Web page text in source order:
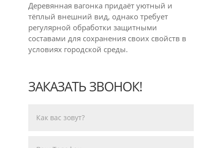
Деревянная вагонка придаёт уютный и
тёплый внешний вид, однако требует
регулярной обработки защитными
составами для сохранения своих свойств в
условиях городской среды.
ЗАКАЗАТЬ ЗВОНОК!